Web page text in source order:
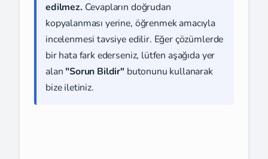
edilmez. Cevapların doğrudan
kopyalanması yerine, öğrenmek amacıyla
incelenmesi tavsiye edilir. Eğer çözümlerde
bir hata fark ederseniz, lütfen aşağıda yer
alan "Sorun Bildir" butonunu kullanarak
bize iletiniz.